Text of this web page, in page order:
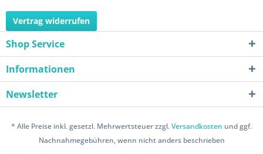
Vertrag widerrufen
Shop Service
Informationen
Newsletter
* Alle Preise inkl. gesetzl. Mehrwertsteuer zzgl.Versandkosten und ggf.
Nachnahmegebühren, wenn nicht anders beschrieben